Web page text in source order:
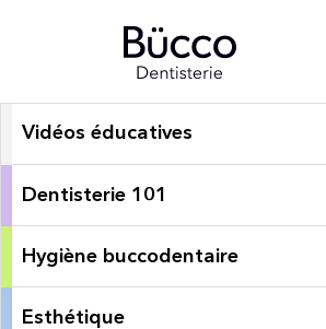
Vidéos éducatives
Dentisterie 101
Hygiène buccodentaire
Esthétique